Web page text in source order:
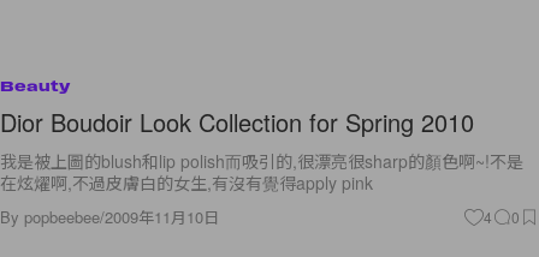
Beauty
Dior Boudoir Look Collection for Spring 2010
我是被上圖的blush和lip polish而吸引的,很漂亮很sharp的顏色啊~!不是
在炫燿啊,不過皮膚白的女生,有沒有覺得apply pink
By popbeebee/2009年11月10日 4 0